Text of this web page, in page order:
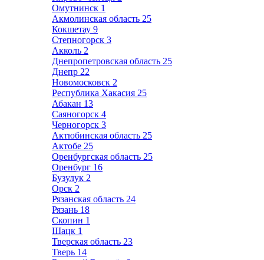
Омутнинск 1
Акмолинская область 25
Кокшетау 9
Степногорск 3
Акколь 2
Днепропетровская область 25
Днепр 22
Новомосковск 2
Республика Хакасия 25
Абакан 13
Саяногорск 4
Черногорск 3
Актюбинская область 25
Актобе 25
Оренбургская область 25
Оренбург 16
Бузулук 2
Орск 2
Рязанская область 24
Рязань 18
Скопин 1
Шацк 1
Тверская область 23
Тверь 14